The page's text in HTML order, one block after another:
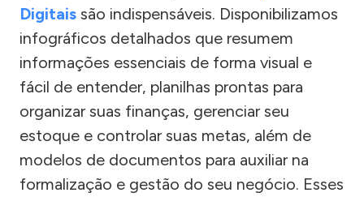
Digitais são indispensáveis. Disponibilizamos
infográficos detalhados que resumem
informações essenciais de forma visual e
fácil de entender, planilhas prontas para
organizar suas finanças, gerenciar seu
estoque e controlar suas metas, além de
modelos de documentos para auxiliar na
formalização e gestão do seu negócio. Esses